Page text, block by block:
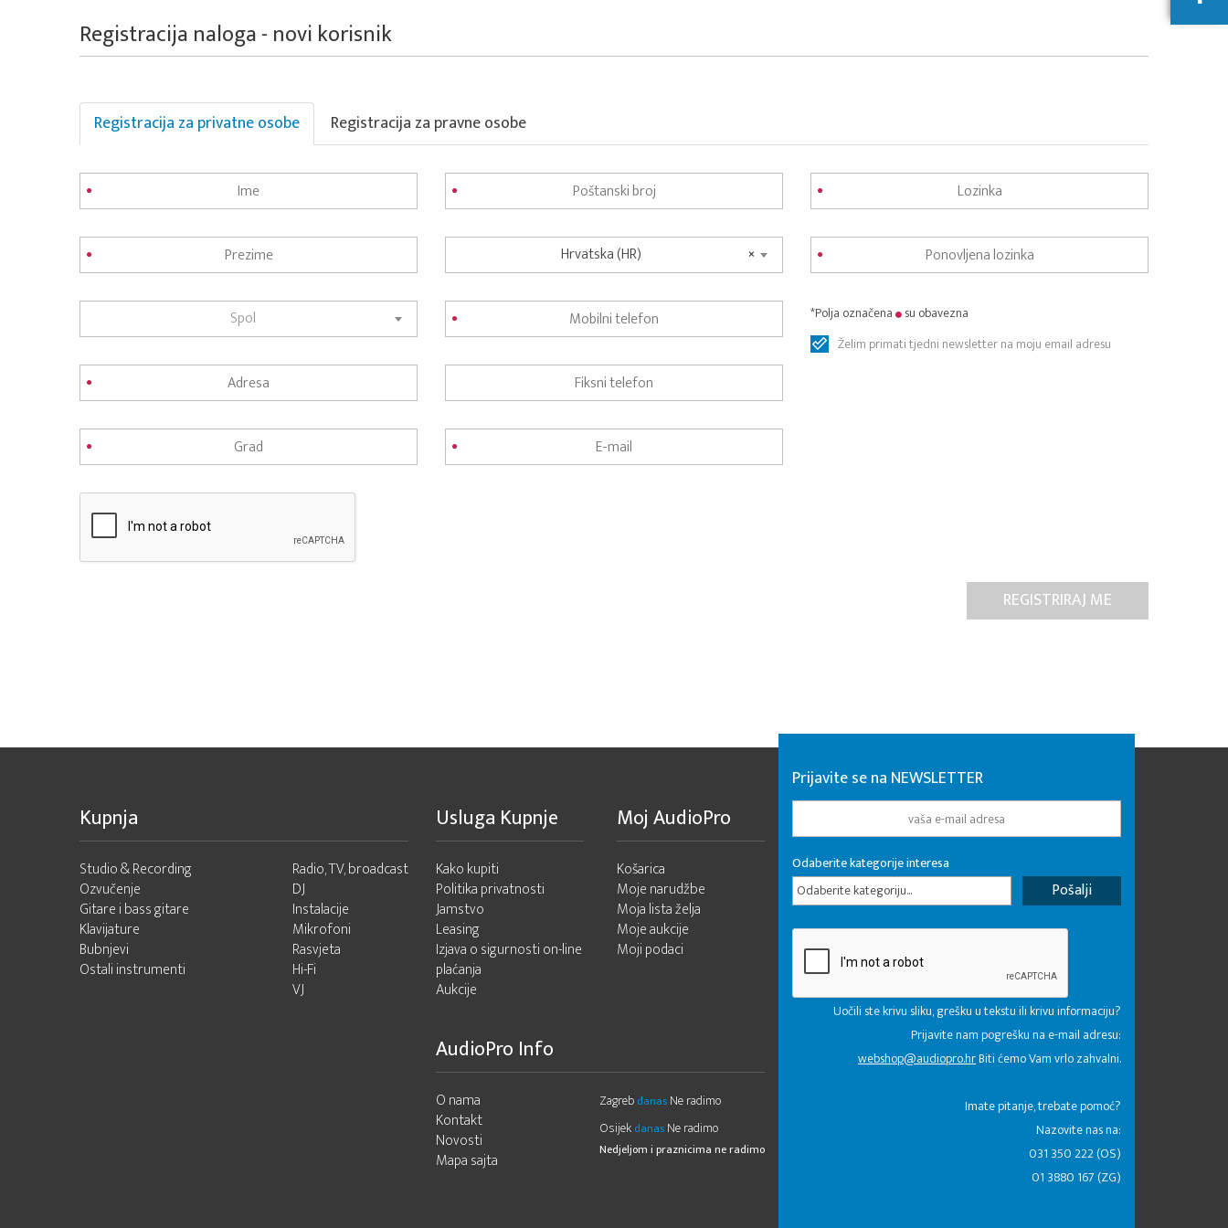
Registracija naloga - novi korisnik
Registracija za privatne osobe Registracija za pravne osobe
Spol
×
Hrvatska (HR)
*Polja označena
su obavezna
Želim primati tjedni newsletter na moju email adresu
Kupnja
Studio & Recording
Ozvučenje
Gitare i bass gitare
Klavijature
Bubnjevi
Ostali instrumenti
Radio, TV, broadcast
DJ
Instalacije
Mikrofoni
Rasvjeta
Hi-Fi
VJ
Usluga Kupnje
Kako kupiti
Politika privatnosti
Jamstvo
Leasing
Izjava o sigurnosti on-line
plaćanja
Aukcije
Moj AudioPro
Košarica
Moje narudžbe
Moja lista želja
Moje aukcije
Moji podaci
AudioPro Info
O nama
Kontakt
Novosti
Mapa sajta
Zagreb danas Ne radimo
Osijek danas Ne radimo
Nedjeljom i praznicima ne radimo
Prijavite se na NEWSLETTER
Odaberite kategorije interesa
Odaberite kategoriju...
Uočili ste krivu sliku, grešku u tekstu ili krivu informaciju?
Prijavite nam pogrešku na e-mail adresu:
webshop@audiopro.hrBiti ćemo Vam vrlo zahvalni.
​Imate pitanje, trebate pomoć?
Nazovite nas na:
031 350 222 (OS)
01 3880 167 (ZG)